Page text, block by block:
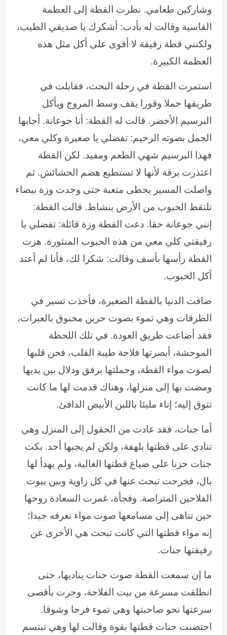
وشاركين طعامي. نظرت القطة إلى العظمة
القاسية وقالت له بأدب: أشكرك يا صديقي الطيب،
ولكنني قطة رقيقة لا أقوى على أكل مثل هذه
العظمة الكبيرة.
استمرت القطة في رحلة البحث، فقابلت في
طريقها جملا وقورا يقف وسط المروج ويأكل
البرسيم الأخضر. قالت له القطة: أنا جوعانة. أجابها
الجمل بصوته الرخيم: تفضلي يا صغيرة وكلي معي،
فهذا البرسيم شهي الطعم ومفيد. لكن القطة
اعتذرت برقة لأنها لا تستطيع هضم الحشائش. ثم
واصلت المسير بخطى متعبة حتى وجدت وزة بيضاء
تلتقط الحبوب من الأرض بنشاط. قالت القطة:
إنني جوعانة حقا. دعت القطة وزة قائلة: تفضلي يا
رفيقتي كلي معي من هذه الحبوب المنثورة. هزت
القطة رأسها بأسف وقالت: شكرا لك، فأنا لم أعتد
أكل الحبوب.
ضاقت الدنيا بالقطة الصغيرة، فأخذت تسير في
الطرقات وهي تموء بصوت حزين مخنوق بالعبرات،
فقد أضاعت طريق العودة. في تلك اللحظة
الموحشة، أبصرتها فلاحة طيبة القلب، فحن قلبها
لصوت مواء القطة، وحملتها برفق ودلال بين يديها
ومضت بها إلى منزلها، وهناك قدمت لها ما كانت
تتوق إليه؛ إناء مليئا باللبن الأبيض الدافئ.
أما جنات، فقد عادت من الحقول إلى المنزل وهي
تنادي على قطتها بلهفة، ولكن لم يجبها أحد. بكت
جنات حزنا على ضياع قطتها الغالية، ولم يهدأ لها
بال، فخرجت تبحث عنها في كل زاوية وبين بيوت
الفلاحين المتراصة. وفجأة، غمرت السعادة روحها
حين تناهى إلى مسامعها صوت مواء تعرفه جيدا؛
إنه مواء قطتها التي كانت تبحث هي الأخرى عن
رفيقتها جنات.
ما إن سمعت القطة صوت جنات يناديها، حتى
انطلقت مسرعة من بيت الفلاحة، وجرت بأقصى
سرعتها نحو صاحبتها وهي تموء فرحا وشوقا.
احتضنت جنات قطتها بقوة وقالت لها وهي تبتسم